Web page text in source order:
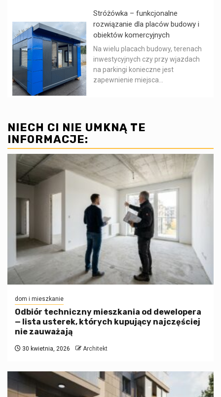
Stróżówka – funkcjonalne
rozwiązanie dla placów budowy i
obiektów komercyjnych
Na wielu placach budowy, terenach
inwestycyjnych czy przy wjazdach
na parkingi konieczne jest
zapewnienie miejsca...
NIECH CI NIE UMKNĄ TE
INFORMACJE:
dom i mieszkanie
Odbiór techniczny mieszkania od dewelopera
— lista usterek, których kupujący najczęściej
nie zauważają
30 kwietnia, 2026 Architekt